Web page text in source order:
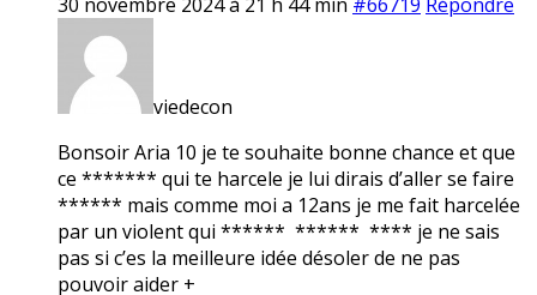
viedecon
Bonsoir Aria 10 je te souhaite bonne chance et que
ce ******* qui te harcele je lui dirais d’aller se faire
****** mais comme moi a 12ans je me fait harcelée
par un violent qui ****** ****** **** je ne sais
pas si c’es la meilleure idée désoler de ne pas
pouvoir aider +